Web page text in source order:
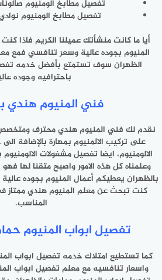
تفصيل مطابخ الومنيوم
تفصيل مطابخ الومنيوم
أيا ما كانت منشأتك عميلنا الكريم فاذا
المنيوم بجوده عالية وسعر تنافسي فمع
الظهران سوف تستمتع بأفضل خدمه
باحترافيه وجوده
فني المنيوم هندي
نقدم لك فني المنيوم هندي محترف ومتخصص
على تركيب الالمنيوم بمهارة بالإضافة
الالومنيوم، ايضا تفصيل مشغولات الالومنيوم
وعلمناه كل هذه الامور واصبح متقنا لها
بالظهران يعطيكم أعمال المنيوم بجوده
كنت تبحث عن معلم المنيوم هندي ممتاز
المناسب.
تفصيل ابواب المنيوم
كما تستطيع امتلاك خدمه تفصيل ابواب
واسعار تنافسيه مع معلم تفصيل ابواب